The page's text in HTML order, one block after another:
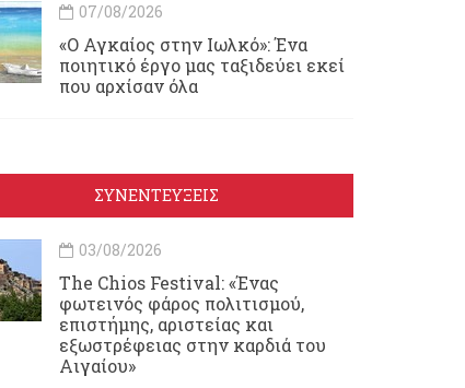
07/08/2026
«Ο Αγκαίος στην Ιωλκό»: Ένα
ποιητικό έργο μας ταξιδεύει εκεί
που αρχίσαν όλα
ΣΥΝΕΝΤΕΥΞΕΙΣ
03/08/2026
Τhe Chios Festival: «Ένας
φωτεινός φάρος πολιτισμού,
επιστήμης, αριστείας και
εξωστρέφειας στην καρδιά του
Αιγαίου»